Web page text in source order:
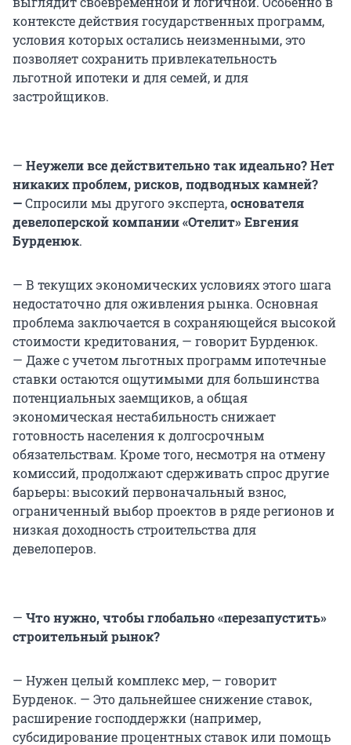
контексте действия государственных программ,
условия которых остались неизменными, это
позволяет сохранить привлекательность
льготной ипотеки и для семей, и для
застройщиков.
— Неужели все действительно так идеально? Нет
никаких проблем, рисков, подводных камней?
—Спросили мы другого эксперта,основателя
девелоперской компании «Отелит» Евгения
Бурденюк.
— В текущих экономических условиях этого шага
недостаточно для оживления рынка. Основная
проблема заключается в сохраняющейся высокой
стоимости кредитования, — говорит Бурденюк.
— Даже с учетом льготных программ ипотечные
ставки остаются ощутимыми для большинства
потенциальных заемщиков, а общая
экономическая нестабильность снижает
готовность населения к долгосрочным
обязательствам. Кроме того, несмотря на отмену
комиссий, продолжают сдерживать спрос другие
барьеры: высокий первоначальный взнос,
ограниченный выбор проектов в ряде регионов и
низкая доходность строительства для
девелоперов.
— Что нужно, чтобы глобально «перезапустить»
строительный рынок?
— Нужен целый комплекс мер, — говорит
Бурденок. — Это дальнейшее снижение ставок,
расширение господдержки (например,
субсидирование процентных ставок или помощь